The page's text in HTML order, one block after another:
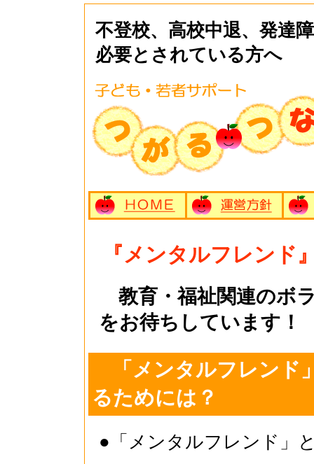
不登校、高校中退、発達
必要とされている方へ
『メンタルフレンド
教育・福祉関連のボ
をお待ちしています！
「メンタルフレンド
るためには？
●「メンタルフレンド」